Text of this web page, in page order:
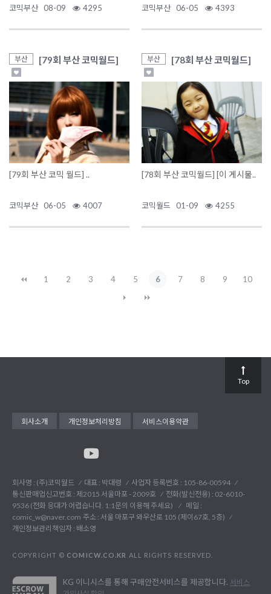
코믹부산 08-09 4295 코믹부산 06-05 4393
부산 [79회 부산 코믹월드]
[79회 부산 코믹 월드] ..
코믹부산 06-05 4007
부산 [78회 부산 코믹월드]
[78회 부산 코믹월드] [이 게시물..
코믹월드 01-09 4255
1 2 3 4 5 6 7 8 9 10
회사소개 개인정보처리방침 서비스이용약관
회사명 : (주)코믹월드 대표 : 박대령
사업자 등록번호 : 105-86-00594
통신판매업신고번호 : 제2015 서울마포 - 2009호
전화(발신전용) : 02-6010-
9536 (전화 응대가 어렵습니다. 1:1문의 이용해 주세요)
메일 :
comic_w@naver.com 주소 : 서울 마포구 와우산로 105 (제이67호, 5층)
개인정보관리책임자 : 배소영
COPYRIGHT © COMICW.CO.KR ALL RIGHTS RESERVED.
KG 이니시스를 통해 구매안전서비스를 제공합니다. 서비스
Top